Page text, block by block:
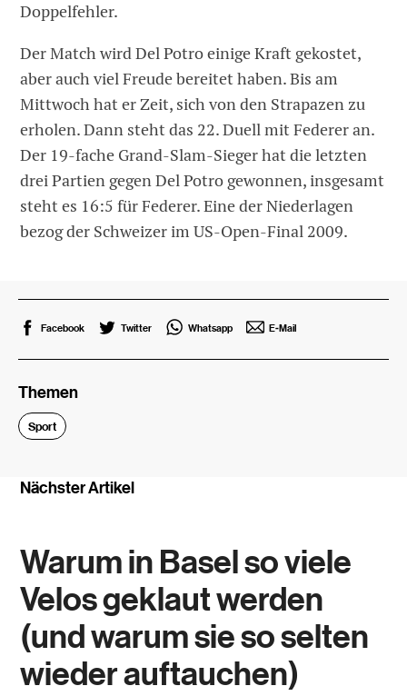
Doppelfehler.
Der Match wird Del Potro einige Kraft gekostet,
aber auch viel Freude bereitet haben. Bis am
Mittwoch hat er Zeit, sich von den Strapazen zu
erholen. Dann steht das 22. Duell mit Federer an.
Der 19-fache Grand-Slam-Sieger hat die letzten
drei Partien gegen Del Potro gewonnen, insgesamt
steht es 16:5 für Federer. Eine der Niederlagen
bezog der Schweizer im US-Open-Final 2009.
Facebook Twitter Whatsapp E-Mail
Themen
Sport
Nächster Artikel
Warum in Basel so viele
Velos geklaut werden
(und warum sie so selten
wieder auftauchen)